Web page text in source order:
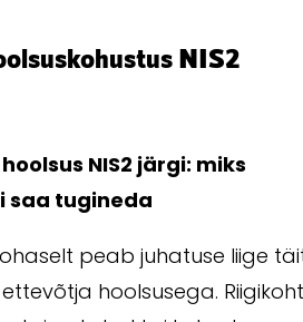
NIS2
NIS2 järgi: miks
saa tugineda
peab juhatuse liige
hoolsusega.